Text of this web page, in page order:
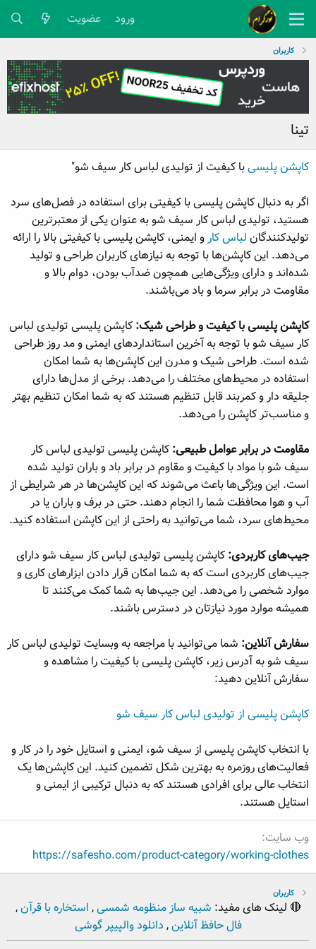
ورود عضویت
کاربران
تینا
کاپشن پلیسیبا کیفیت از تولیدی لباس کار سیف شو"
اگر به دنبال کاپشن پلیسی با کیفیتی برای استفاده در فصل‌های سرد
هستید، تولیدی لباس کار سیف شو به عنوان یکی از معتبرترین
تولیدکنندگان لباس کارو ایمنی، کاپشن پلیسی با کیفیتی بالا را ارائه
می‌دهد. این کاپشن‌ها با توجه به نیازهای کاربران طراحی و تولید
شده‌اند و دارای ویژگی‌هایی همچون ضدآب بودن، دوام بالا و
مقاومت در برابر سرما و باد می‌باشند.
کاپشن پلیسی با کیفیت و طراحی شیک: کاپشن پلیسی تولیدی لباس
کار سیف شو با توجه به آخرین استانداردهای ایمنی و مد روز طراحی
شده است. طراحی شیک و مدرن این کاپشن‌ها به شما امکان
استفاده در محیط‌های مختلف را می‌دهد. برخی از مدل‌ها دارای
جلیقه دار و کمربند قابل تنظیم هستند که به شما امکان تنظیم بهتر
و مناسب‌تر کاپشن را می‌دهد.
مقاومت در برابر عوامل طبیعی: کاپشن پلیسی تولیدی لباس کار
سیف شو با مواد با کیفیت و مقاوم در برابر باد و باران تولید شده
است. این ویژگی‌ها باعث می‌شوند که این کاپشن‌ها در هر شرایطی از
آب و هوا محافظت شما را انجام دهند. حتی در برف و باران یا در
محیط‌های سرد، شما می‌توانید به راحتی از این کاپشن استفاده کنید.
جیب‌های کاربردی: کاپشن پلیسی تولیدی لباس کار سیف شو دارای
جیب‌های کاربردی است که به شما امکان قرار دادن ابزارهای کاری و
موارد شخصی را می‌دهد. این جیب‌ها به شما کمک می‌کنند تا
همیشه موارد مورد نیازتان در دسترس باشند.
سفارش آنلاین: شما می‌توانید با مراجعه به وبسایت تولیدی لباس کار
سیف شو به آدرس زیر، کاپشن پلیسی با کیفیت را مشاهده و
سفارش آنلاین دهید:
کاپشن پلیسی از تولیدی لباس کار سیف شو
با انتخاب کاپشن پلیسی از سیف شو، ایمنی و استایل خود را در کار و
فعالیت‌های روزمره به بهترین شکل تضمین کنید. این کاپشن‌ها یک
انتخاب عالی برای افرادی هستند که به دنبال ترکیبی از ایمنی و
استایل هستند.
وب سایت
https://safesho.com/product-category/working-clothes
کاربران
🔴 لینک های مفید: شبیه ساز منظومه شمسی, استخاره با قرآن,
فال حافظ آنلاین, دانلود والپیپر گوشی